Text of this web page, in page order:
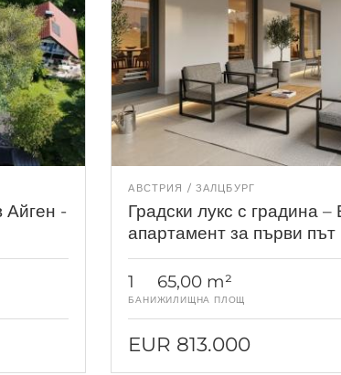
Айген -
АВСТРИЯ ЗАЛЦБУРГ
Градски лукс с градина –
апартамент за първи
Залцбург
1
БАНИ
65,00 m²
ЖИЛИЩНА ПЛОЩ
EUR 813.000